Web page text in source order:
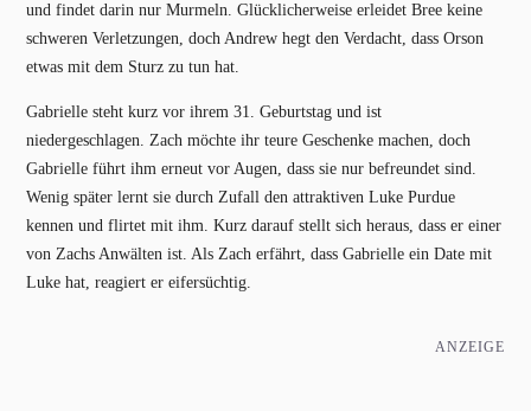
und findet darin nur Murmeln. Glücklicherweise erleidet Bree keine
schweren Verletzungen, doch Andrew hegt den Verdacht, dass Orson
etwas mit dem Sturz zu tun hat.
Gabrielle steht kurz vor ihrem 31. Geburtstag und ist
niedergeschlagen. Zach möchte ihr teure Geschenke machen, doch
Gabrielle führt ihm erneut vor Augen, dass sie nur befreundet sind.
Wenig später lernt sie durch Zufall den attraktiven Luke Purdue
kennen und flirtet mit ihm. Kurz darauf stellt sich heraus, dass er einer
von Zachs Anwälten ist. Als Zach erfährt, dass Gabrielle ein Date mit
Luke hat, reagiert er eifersüchtig.
ANZEIGE